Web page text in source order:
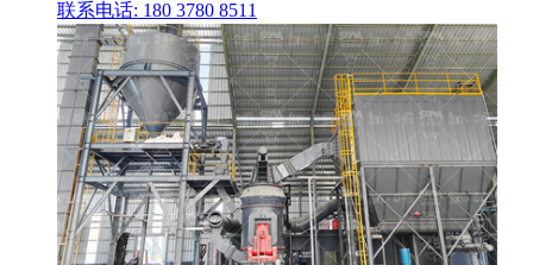
联系电话: 180 3780 8511